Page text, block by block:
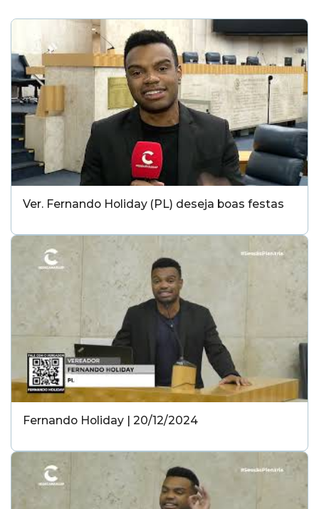
Ver. Fernando Holiday (PL) deseja boas festas
Fernando Holiday | 20/12/2024